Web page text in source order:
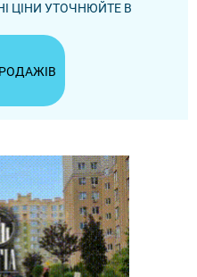
ЦІНИ УТОЧНЮЙТЕ В